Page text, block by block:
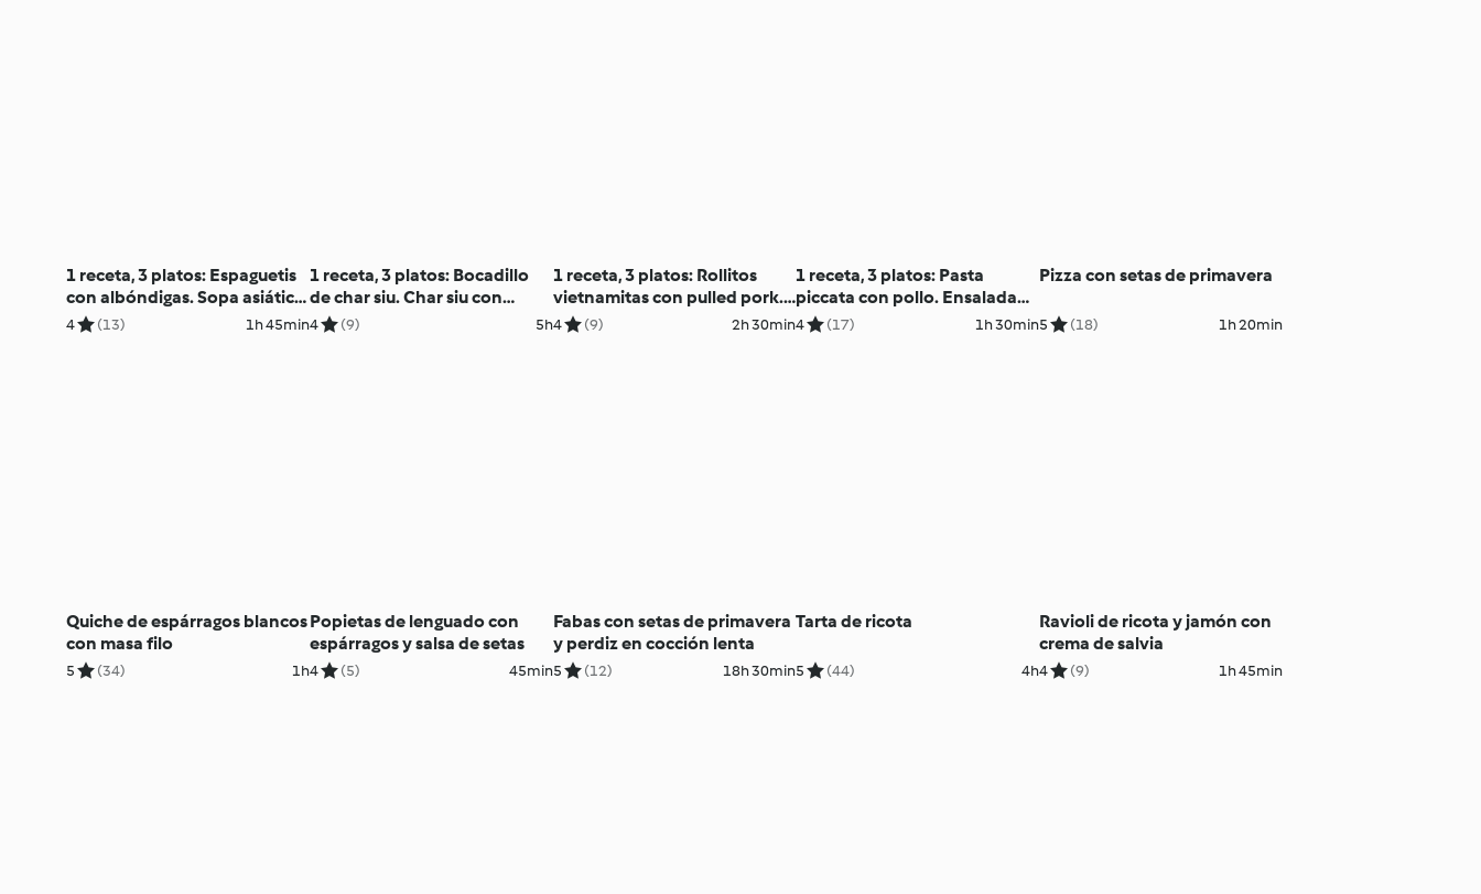
1 receta, 3 platos: Espaguetis
con albóndigas. Sopa asiática
con albóndigas. Ensalada
4 (13) 1h 45min
1 receta, 3 platos: Bocadillo
de char siu. Char siu con
noodles y pak choi. Char siu
4 (9) 5h
1 receta, 3 platos: Rollitos
vietnamitas con pulled pork.
Tacos con pulled pork.
4 (9) 2h 30min
1 receta, 3 platos: Pasta
piccata con pollo. Ensalada
de fideos orientales y pollo.
4 (17) 1h 30min
Pizza con setas de primavera
5 (18) 1h 20min
Quiche de espárragos blancos
con masa filo
5 (34) 1h
Popietas de lenguado con
espárragos y salsa de setas
4 (5) 45min
Fabas con setas de primavera
y perdiz en cocción lenta
5 (12) 18h 30min
Tarta de ricota
5 (44) 4h
Ravioli de ricota y jamón con
crema de salvia
4 (9) 1h 45min